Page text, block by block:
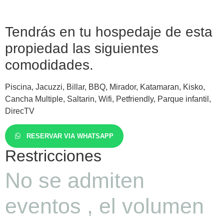
Tendrás en tu hospedaje de esta
propiedad las siguientes
comodidades.
Piscina, Jacuzzi, Billar, BBQ, Mirador, Katamaran, Kisko,
Cancha Multiple, Saltarin, Wifi, Petfriendly, Parque infantil,
DirecTV
RESERVAR VIA WHATSAPP
Restricciones
No se admiten
eventos , el volumen